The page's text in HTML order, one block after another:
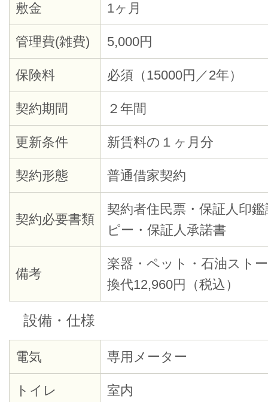
敷金 1ヶ月
管理費(雑費) 5,000円
保険料 必須（15000円／2年）
契約期間 ２年間
更新条件 新賃料の１ヶ月分
契約形態 普通借家契約
契約必要書類
契約者住民票・保証人印
ピー・保証人承諾書
備考
楽器・ペット・石油スト
換代12,960円（税込）
設備・仕様
電気 専用メーター
トイレ 室内